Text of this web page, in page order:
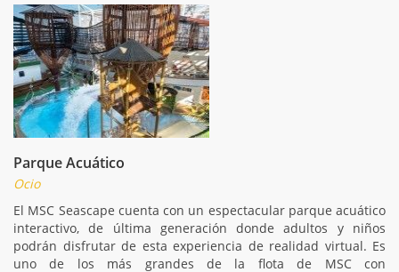
Parque Acuático
Ocio
El MSC Seascape cuenta con un espectacular parque acuático
interactivo, de última generación donde adultos y niños
podrán disfrutar de esta experiencia de realidad virtual. Es
uno de los más grandes de la flota de MSC con